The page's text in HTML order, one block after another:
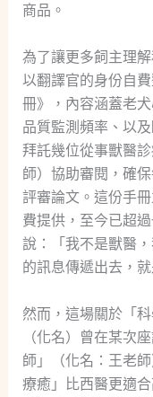
商品。
為了讓更多飼主理
以翻譯官的身份自
冊》，內容涵蓋老
品質監測頻率、以
拜託幾位從事獸醫
師）協助審閱，確
評審論文。這份手
費提供，至今已超
說：「我不是獸醫
的訊息傳遞出去，就
然而，這場關於「
（化名）曾在某次
師」（化名：王老
療癒」比西醫更適